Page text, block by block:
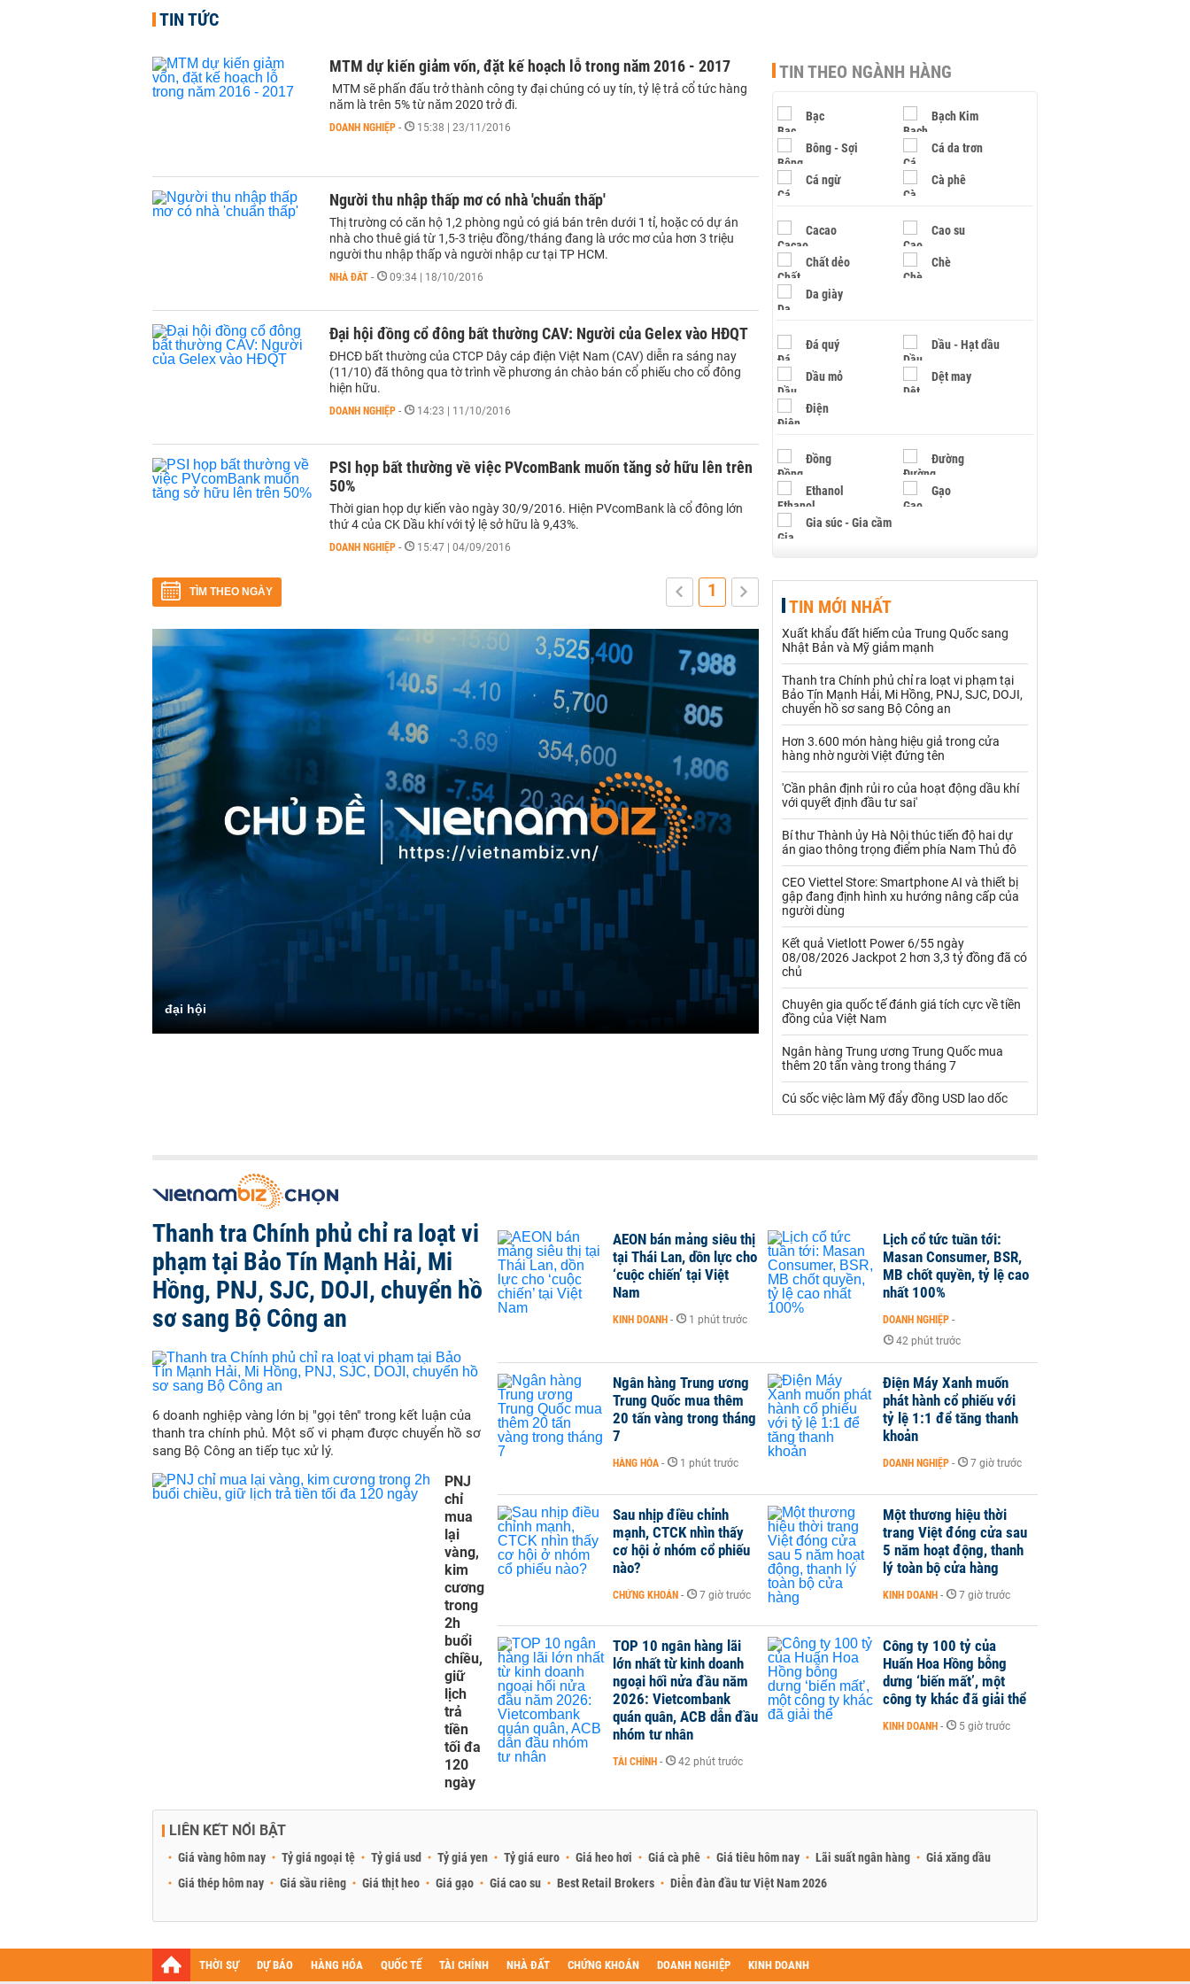
TIN TỨC
MTM dự kiến giảm vốn, đặt kế hoạch lỗ trong năm 2016 - 2017
MTM sẽ phấn đấu trở thành công ty đại chúng có uy tín, tỷ lệ trả cổ tức hàng
năm là trên 5% từ năm 2020 trở đi.
DOANH NGHIỆP - 15:38 | 23/11/2016
Người thu nhập thấp mơ có nhà 'chuẩn thấp'
Thị trường có căn hộ 1,2 phòng ngủ có giá bán trên dưới 1 tỉ, hoặc có dự án
nhà cho thuê giá từ 1,5-3 triệu đồng/tháng đang là ước mơ của hơn 3 triệu
người thu nhập thấp và người nhập cư tại TP HCM.
NHÀ ĐẤT - 09:34 | 18/10/2016
Đại hội đồng cổ đông bất thường CAV: Người của Gelex vào HĐQT
ĐHCĐ bất thường của CTCP Dây cáp điện Việt Nam (CAV) diễn ra sáng nay
(11/10) đã thông qua tờ trình về phương án chào bán cổ phiếu cho cổ đông
hiện hữu.
DOANH NGHIỆP - 14:23 | 11/10/2016
PSI họp bất thường về việc PVcomBank muốn tăng sở hữu lên trên
50%
Thời gian họp dự kiến vào ngày 30/9/2016. Hiện PVcomBank là cổ đông lớn
thứ 4 của CK Dầu khí với tỷ lệ sở hữu là 9,43%.
DOANH NGHIỆP - 15:47 | 04/09/2016
TÌM THEO NGÀY 1
đại hội
TIN THEO NGÀNH HÀNG
Bạc Bạch Kim
Bông - Sợi Cá da trơn
Cá ngừ Cà phê
Cacao Cao su
Chất dẻo Chè
Da giày
Đá quý Dầu - Hạt dầu
Dầu mỏ Dệt may
Điện
Đồng Đường
Ethanol Gạo
Gia súc - Gia cầm
Hạt điều
Khí đốt
Kim loại khác Mắc ca
Ngũ cốc
Nhựa - Hạt nhựa
Palladium
Rau - Củ -Quả Sắt thép
Sữa
Than
Thủy hải sản khác Tôm
VLXD khác
Xi măng - Clynker
TIN MỚI NHẤT
Xuất khẩu đất hiếm của Trung Quốc sang
Nhật Bản và Mỹ giảm mạnh
Thanh tra Chính phủ chỉ ra loạt vi phạm tại
Bảo Tín Mạnh Hải, Mi Hồng, PNJ, SJC, DOJI,
chuyển hồ sơ sang Bộ Công an
Hơn 3.600 món hàng hiệu giả trong cửa
hàng nhờ người Việt đứng tên
'Cần phân định rủi ro của hoạt động dầu khí
với quyết định đầu tư sai'
Bí thư Thành ủy Hà Nội thúc tiến độ hai dự
án giao thông trọng điểm phía Nam Thủ đô
CEO Viettel Store: Smartphone AI và thiết bị
gập đang định hình xu hướng nâng cấp của
người dùng
Kết quả Vietlott Power 6/55 ngày
08/08/2026 Jackpot 2 hơn 3,3 tỷ đồng đã có
chủ
Chuyên gia quốc tế đánh giá tích cực về tiền
đồng của Việt Nam
Ngân hàng Trung ương Trung Quốc mua
thêm 20 tấn vàng trong tháng 7
Cú sốc việc làm Mỹ đẩy đồng USD lao dốc
Thanh tra Chính phủ chỉ ra loạt vi
phạm tại Bảo Tín Mạnh Hải, Mi
Hồng, PNJ, SJC, DOJI, chuyển hồ
sơ sang Bộ Công an
6 doanh nghiệp vàng lớn bị "gọi tên" trong kết luận của
thanh tra chính phủ. Một số vi phạm được chuyển hồ sơ
sang Bộ Công an tiếp tục xử lý.
PNJ
chỉ
mua
lại
vàng,
kim
cương
trong
2h
buổi
chiều,
giữ
lịch
trả
tiền
tối đa
120
ngày
AEON bán mảng siêu thị
tại Thái Lan, dồn lực cho
‘cuộc chiến’ tại Việt
Nam
KINH DOANH - 1 phút trước
Lịch cổ tức tuần tới:
Masan Consumer, BSR,
MB chốt quyền, tỷ lệ cao
nhất 100%
DOANH NGHIỆP -
42 phút trước
Ngân hàng Trung ương
Trung Quốc mua thêm
20 tấn vàng trong tháng
7
HÀNG HÓA - 1 phút trước
Điện Máy Xanh muốn
phát hành cổ phiếu với
tỷ lệ 1:1 để tăng thanh
khoản
DOANH NGHIỆP - 7 giờ trước
Sau nhịp điều chỉnh
mạnh, CTCK nhìn thấy
cơ hội ở nhóm cổ phiếu
nào?
CHỨNG KHOÁN - 7 giờ trước
Một thương hiệu thời
trang Việt đóng cửa sau
5 năm hoạt động, thanh
lý toàn bộ cửa hàng
KINH DOANH - 7 giờ trước
TOP 10 ngân hàng lãi
lớn nhất từ kinh doanh
ngoại hối nửa đầu năm
2026: Vietcombank
quán quân, ACB dẫn đầu
nhóm tư nhân
TÀI CHÍNH - 42 phút trước
Công ty 100 tỷ của
Huấn Hoa Hồng bỗng
dưng ‘biến mất’, một
công ty khác đã giải thể
KINH DOANH - 5 giờ trước
LIÊN KẾT NỔI BẬT
Giá vàng hôm nay Tỷ giá ngoại tệ Tỷ giá usd Tỷ giá yen Tỷ giá euro Giá heo hơi Giá cà phê Giá tiêu hôm nay Lãi suất ngân hàng
Giá xăng dầu
Giá thép hôm nay
Giá sầu riêng Giá thịt heo Giá gạo Giá cao su Best Retail Brokers Diễn đàn đầu tư Việt Nam 2026
THỜI SỰ DỰ BÁO HÀNG HÓA QUỐC TẾ TÀI CHÍNH NHÀ ĐẤT CHỨNG KHOÁN DOANH NGHIỆP KINH DOANH